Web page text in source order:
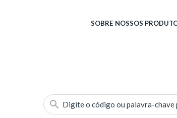
SOBRE NOSSOS
Digite o código ou palavra-chave